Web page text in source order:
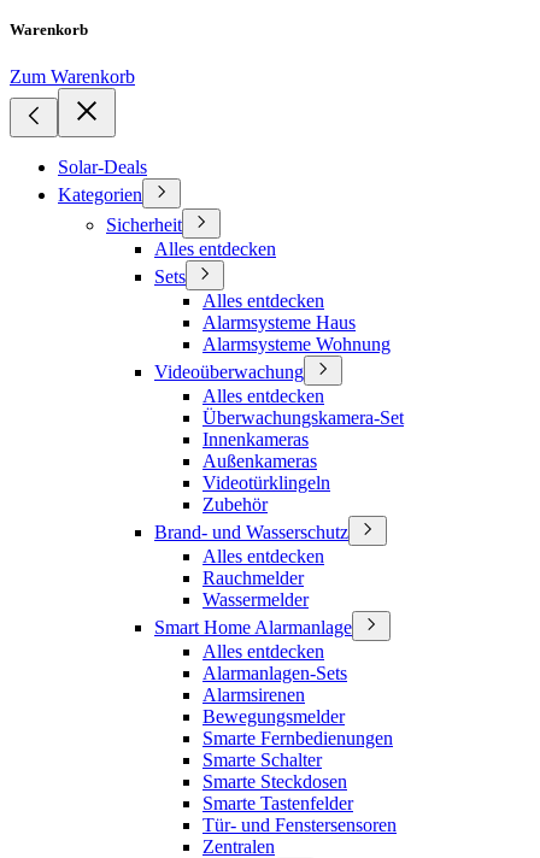
Warenkorb
Zum Warenkorb
Solar-Deals
Kategorien
Sicherheit
Alles entdecken
Sets
Alles entdecken
Alarmsysteme Haus
Alarmsysteme Wohnung
Videoüberwachung
Alles entdecken
Überwachungskamera-Set
Innenkameras
Außenkameras
Videotürklingeln
Zubehör
Brand- und Wasserschutz
Alles entdecken
Rauchmelder
Wassermelder
Smart Home Alarmanlage
Alles entdecken
Alarmanlagen-Sets
Alarmsirenen
Bewegungsmelder
Smarte Fernbedienungen
Smarte Schalter
Smarte Steckdosen
Smarte Tastenfelder
Tür- und Fenstersensoren
Zentralen